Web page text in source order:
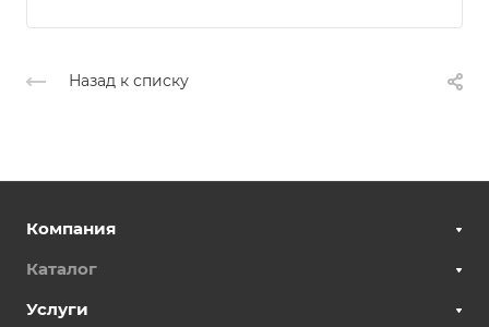
Назад к списку
Компания
Каталог
Услуги